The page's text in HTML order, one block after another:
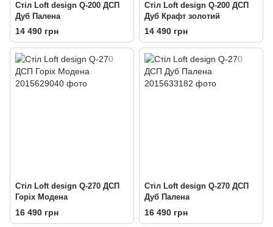
Стіл Loft design Q-200 ДСП
Дуб Палена
14 490 грн
Стіл Loft design Q-200 ДСП
Дуб Крафт золотий
14 490 грн
Стіл Loft design Q-270 ДСП
Горіх Модена
16 490 грн
Стіл Loft design Q-270 ДСП
Дуб Палена
16 490 грн